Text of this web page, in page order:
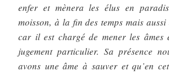
enfer et mènera les élus en
moisson, à la fin des temps mais
car il est chargé de mener les âmes
jugement particulier. Sa présence
avons une âme à sauver et qu’en